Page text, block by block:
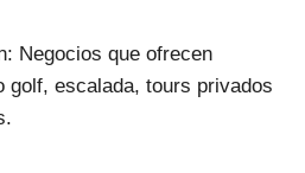
Negocios que ofrecen
golf, escalada, tours privados